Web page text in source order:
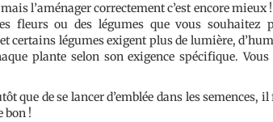
l’aménager correctement c’est encore mieux
fleurs ou des légumes que vous souhaitez
certains légumes exigent plus de lumière,
plante selon son exigence spécifique.
que de se lancer d’emblée dans les semences,
bon !